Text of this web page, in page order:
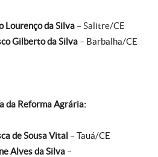
Lourenço da Silva – Salitre/CE
Gilberto da Silva – Barbalha/CE
da Reforma Agrária:
de Sousa Vital – Tauá/CE
Alves da Silva –